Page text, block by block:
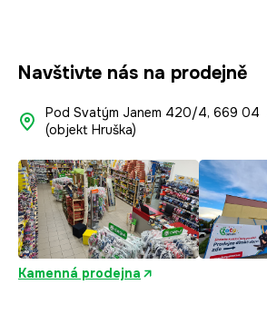
Navštivte nás na prodejně
Pod Svatým Janem 420/4, 669 04
(objekt Hruška)
Kamenná prodejna